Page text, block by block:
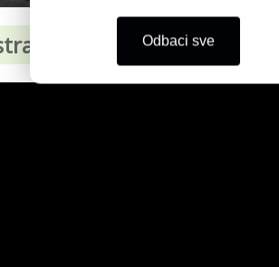
videozapisi trake
Odbaci sve